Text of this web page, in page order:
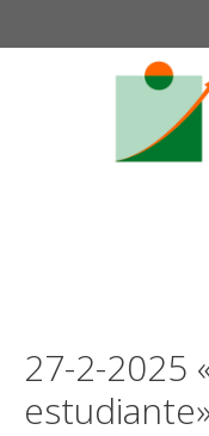
27-2-2025